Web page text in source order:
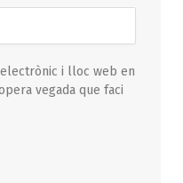
i lloc web en
vegada que faci